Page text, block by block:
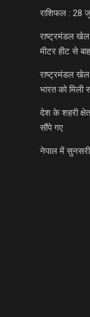
राशिफल : 28
राष्ट्रमंडल खेल
मीटर हीट से
राष्ट्रमंडल खेल
भारत को मिली
देश के शहरी
सौंपे गए
नेपाल में सुनसरी